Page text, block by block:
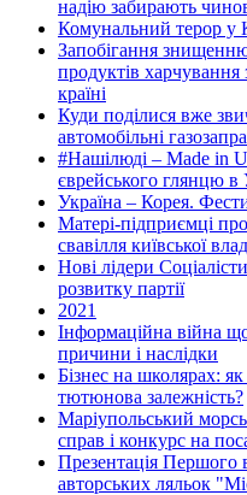
надію забирають
Комунальний терор у
Запобігання
продуктів
країні
Куди поділися вже
автомобільні
#Нашілюді – Made in
єврейського глянцю в
Україна – Корея.
Матері-підприємці
свавілля київської
Нові лідери
розвитку партії
2021
Інформаційна війна
причини і наслідки
Бізнес на школярах:
тютюнова залежність?
Маріупольський
справ і конкурс на
Презентація Першого
авторських ляльок